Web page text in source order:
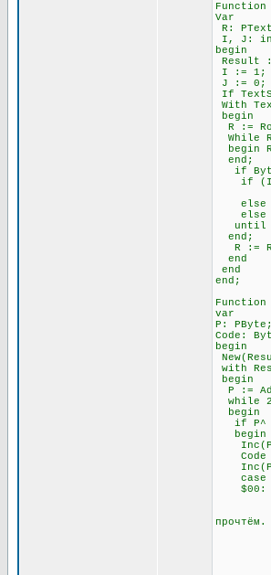
Var
R:
I, J:
begin
Result
I :=
J :=
If
With
begin
R :=
While
begin
end;
if
if (I +
begin
else
else
until
end;
R :=
end
end
end;
var
P:
Code:
begin
with
begin
P :=
while
begin
if P^
begin
Code
case
$00:
$00:
else
прочтём.